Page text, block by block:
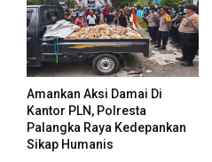
Amankan Aksi Damai Di
Kantor PLN, Polresta
Palangka Raya Kedepankan
Sikap Humanis